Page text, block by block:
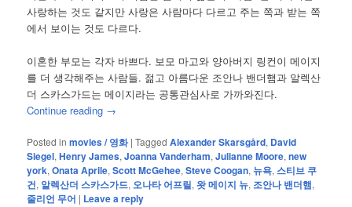
사랑하는 것도 같지만 사랑은 사람마다 다르고 주는 쪽과 받는 쪽
에서 보이는 것도 다르다.
이혼한 부모는 각자 바쁘다. 보모 마고와 양아버지 링컨이 메이지
를 더 생각해주는 사람들. 젊고 아름다운 조안나 밴더햄과 알렉산
더 스카스가드는 메이지라는 공통관심사로 가까와진다.
Continue reading →
Posted in movies / 영화 |Tagged Alexander Skarsgård, David
Siegel,Henry James,Joanna Vanderham,Julianne Moore,new
york,Onata Aprile,Scott McGehee,Steve Coogan, 뉴욕, 스티브 쿠
건, 알렉산더 스카스가드, 오나타 어프릴,왓 메이지 뉴, 조안나 밴더햄,
줄리언 무어 | Leave a reply